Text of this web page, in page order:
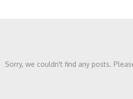
Sorry, we couldn't find any posts.